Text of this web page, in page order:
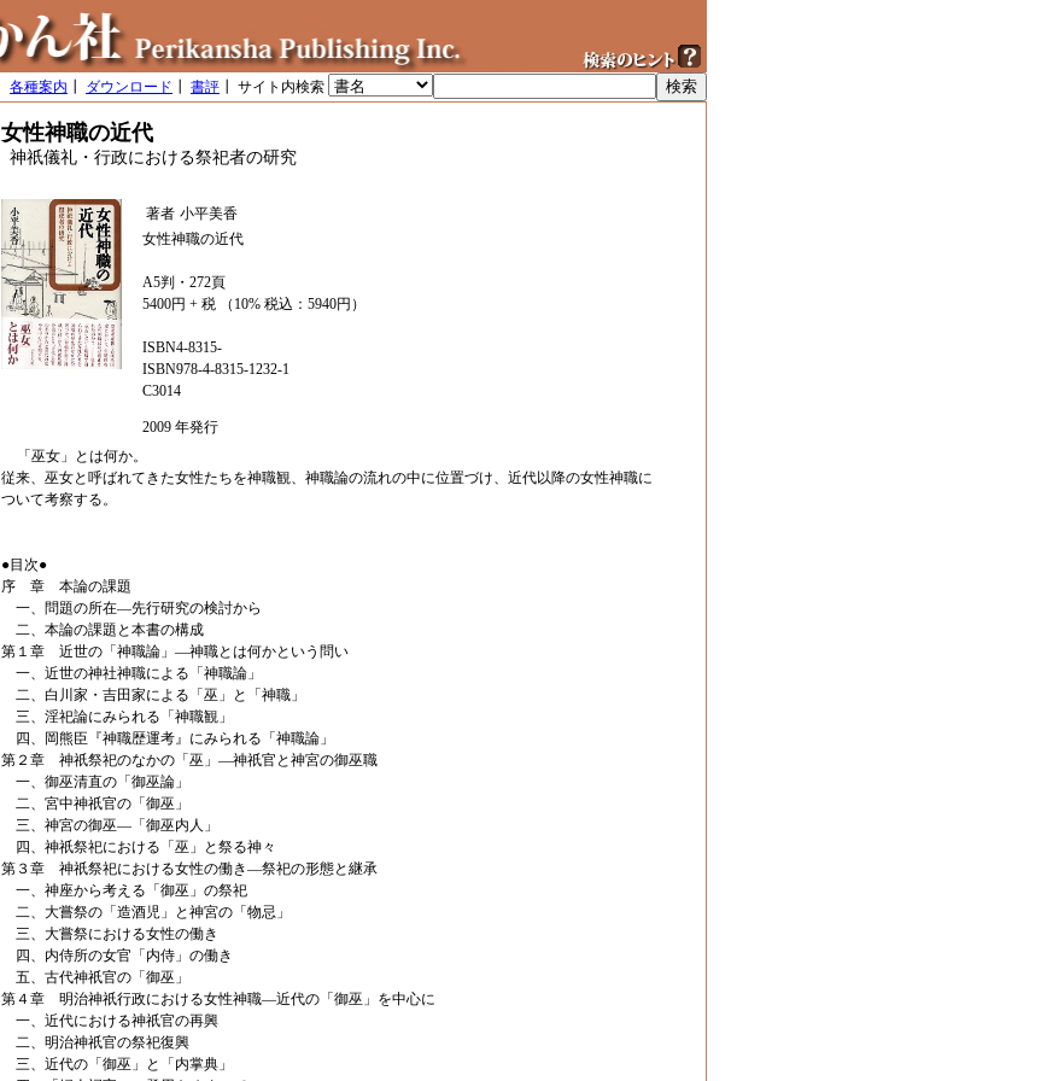
各種案内 ダウンロード 書評 ┃ サイト内検索
女性神職の近代
神祇儀礼・行政における祭祀者の研究
著者 小平美香
女性神職の近代
A5判・272頁
5400円 + 税 （10% 税込：5940円）
ISBN4-8315-
ISBN978-4-8315-1232-1
C3014
2009 年発行
「巫女」とは何か。
従来、巫女と呼ばれてきた女性たちを神職観、神職論の流れの中に位置づけ、近代以降の女性神職に
ついて考察する。
●目次●
序 章 本論の課題
一、問題の所在―先行研究の検討から
二、本論の課題と本書の構成
第１章 近世の「神職論」―神職とは何かという問い
一、近世の神社神職による「神職論」
二、白川家・吉田家による「巫」と「神職」
三、淫祀論にみられる「神職観」
四、岡熊臣『神職歴運考』にみられる「神職論」
第２章 神祇祭祀のなかの「巫」―神祇官と神宮の御巫職
一、御巫清直の「御巫論」
二、宮中神祇官の「御巫」
三、神宮の御巫―「御巫内人」
四、神祇祭祀における「巫」と祭る神々
第３章 神祇祭祀における女性の働き―祭祀の形態と継承
一、神座から考える「御巫」の祭祀
二、大嘗祭の「造酒児」と神宮の「物忌」
三、大嘗祭における女性の働き
四、内侍所の女官「内侍」の働き
五、古代神祇官の「御巫」
第４章 明治神祇行政における女性神職―近代の「御巫」を中心に
一、近代における神祇官の再興
二、明治神祇官の祭祀復興
三、近代の「御巫」と「内掌典」